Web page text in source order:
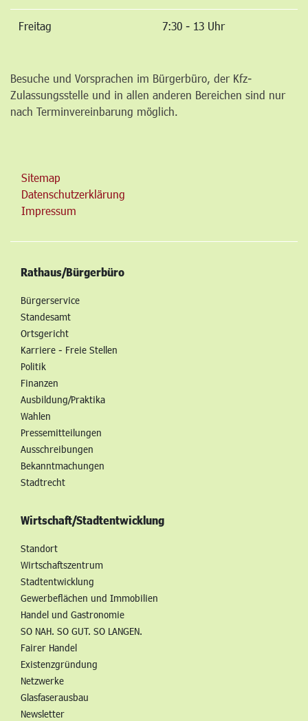
Freitag 7:30 - 13 Uhr
Besuche und Vorsprachen im Bürgerbüro, der Kfz-
Zulassungsstelle und in allen anderen Bereichen sind nur
nach Terminvereinbarung möglich.
Sitemap
Datenschutzerklärung
Impressum
Rathaus/Bürgerbüro
Bürgerservice
Standesamt
Ortsgericht
Karriere - Freie Stellen
Politik
Finanzen
Ausbildung/Praktika
Wahlen
Pressemitteilungen
Ausschreibungen
Bekanntmachungen
Stadtrecht
Wirtschaft/Stadtentwicklung
Standort
Wirtschaftszentrum
Stadtentwicklung
Gewerbeflächen und Immobilien
Handel und Gastronomie
SO NAH. SO GUT. SO LANGEN.
Fairer Handel
Existenzgründung
Netzwerke
Glasfaserausbau
Newsletter